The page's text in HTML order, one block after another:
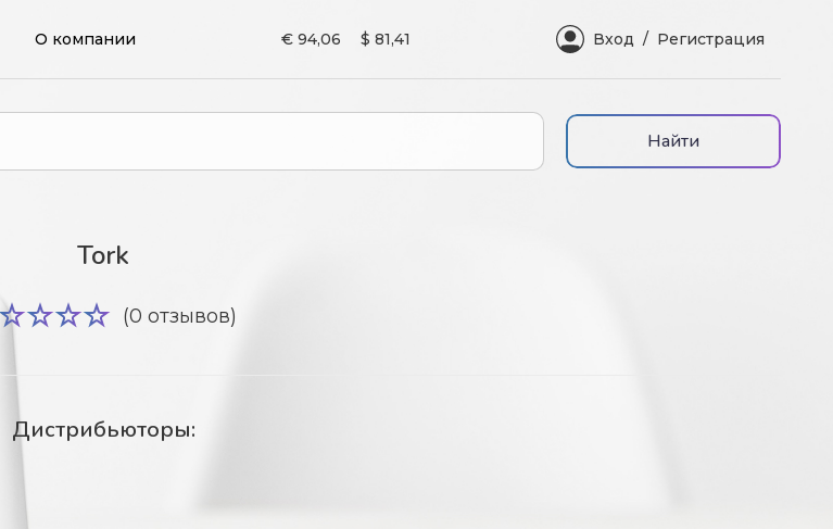
О компании € 94,06 $ 81,41 Вход Регистрация
Найти
Tork
(0 отзывов)
Дистрибьюторы: